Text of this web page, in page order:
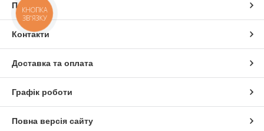
Про нас
Контакти
Доставка та оплата
Графік роботи
Повна версія сайту
КНОПКА
ЗВ'ЯЗКУ